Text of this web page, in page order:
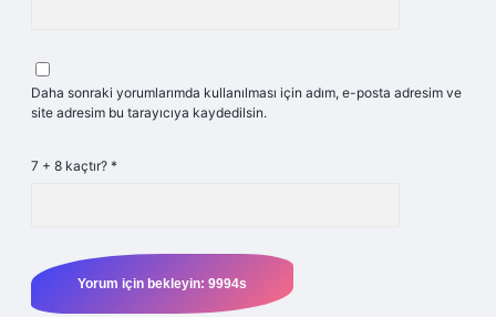
Daha sonraki yorumlarımda kullanılması için adım, e-posta adresim ve
site adresim bu tarayıcıya kaydedilsin.
7 + 8 kaçtır? *